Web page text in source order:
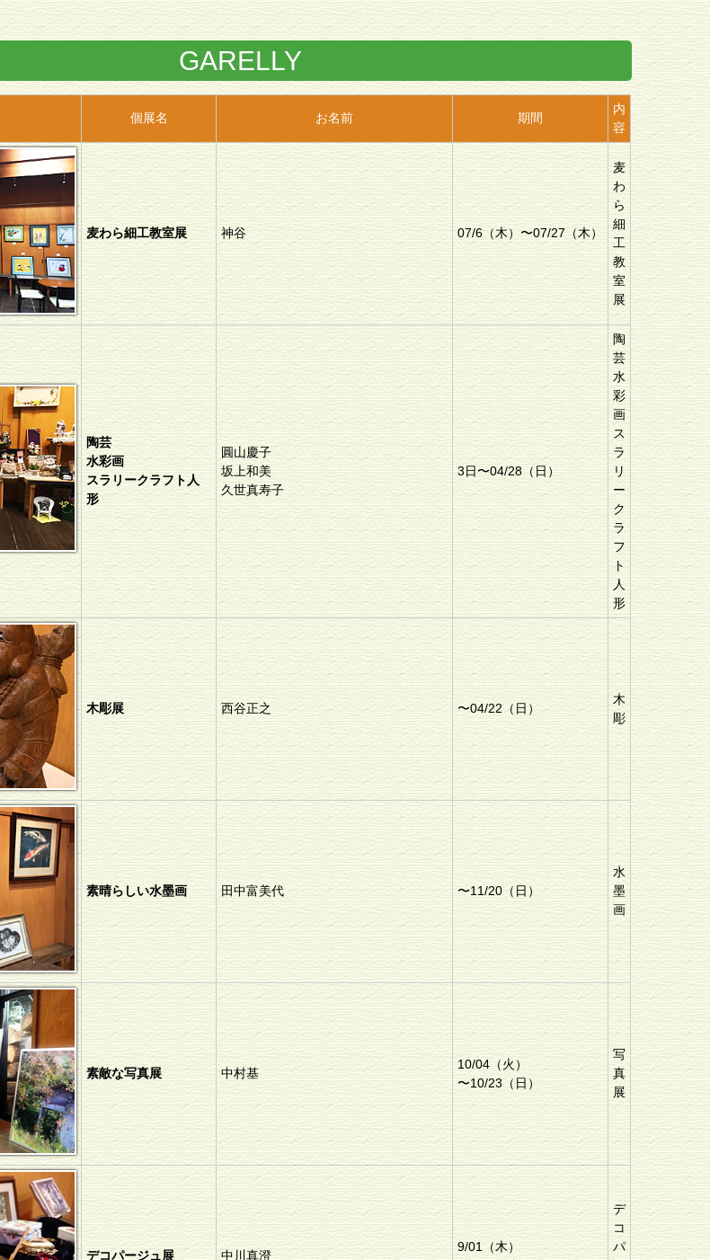
GARELLY
個展名 お名前 期間
内
容
麦わら細工教室展 神谷 07/6（木）〜07/27（木）
麦
わ
ら
細
工
教
室
展
陶芸
水彩画
スラリークラフト人
形
圓山慶子
坂上和美
久世真寿子
3日〜04/28（日）
陶
芸
水
彩
画
ス
ラ
リ
ー
ク
ラ
フ
ト
人
形
木彫展 西谷正之 〜04/22（日）
木
彫
素晴らしい水墨画 田中富美代 〜11/20（日）
水
墨
画
素敵な写真展 中村基
10/04（火）
〜10/23（日）
写
真
展
デコパージュ展 中川真澄
9/01（木）
デ
コ
パ